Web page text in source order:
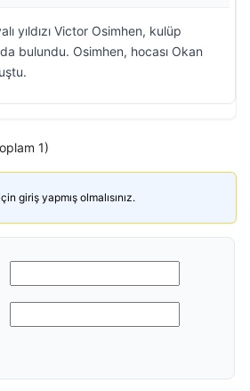
yıldızı Victor Osimhen, kulüp
bulundu. Osimhen, hocası Okan
1)
giriş yapmış olmalısınız.